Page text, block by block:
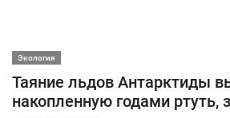
Экология
Таяние льдов Антарктиды
накопленную годами ртуть,